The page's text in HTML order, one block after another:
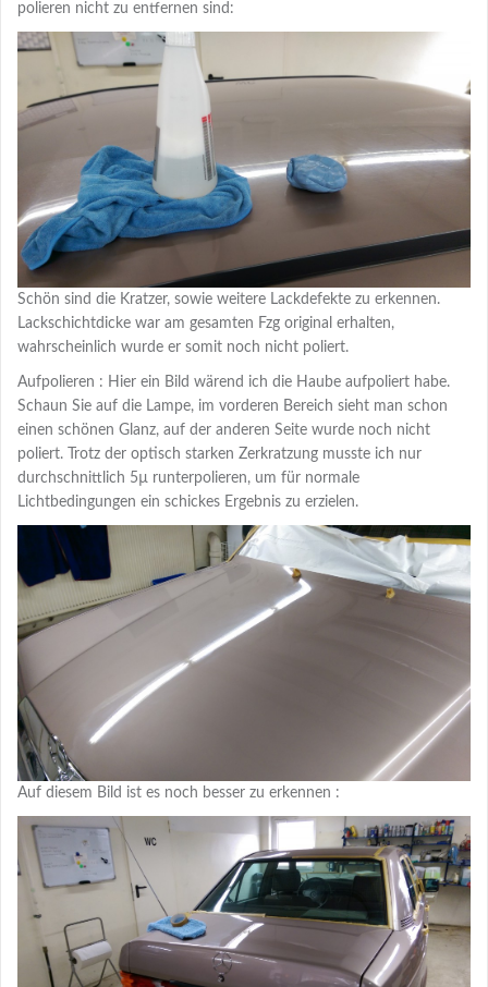
polieren nicht zu entfernen sind:
Schön sind die Kratzer, sowie weitere Lackdefekte zu erkennen.
Lackschichtdicke war am gesamten Fzg original erhalten,
wahrscheinlich wurde er somit noch nicht poliert.
Aufpolieren : Hier ein Bild wärend ich die Haube aufpoliert habe.
Schaun Sie auf die Lampe, im vorderen Bereich sieht man schon
einen schönen Glanz, auf der anderen Seite wurde noch nicht
poliert. Trotz der optisch starken Zerkratzung musste ich nur
durchschnittlich 5µ runterpolieren, um für normale
Lichtbedingungen ein schickes Ergebnis zu erzielen.
Auf diesem Bild ist es noch besser zu erkennen :